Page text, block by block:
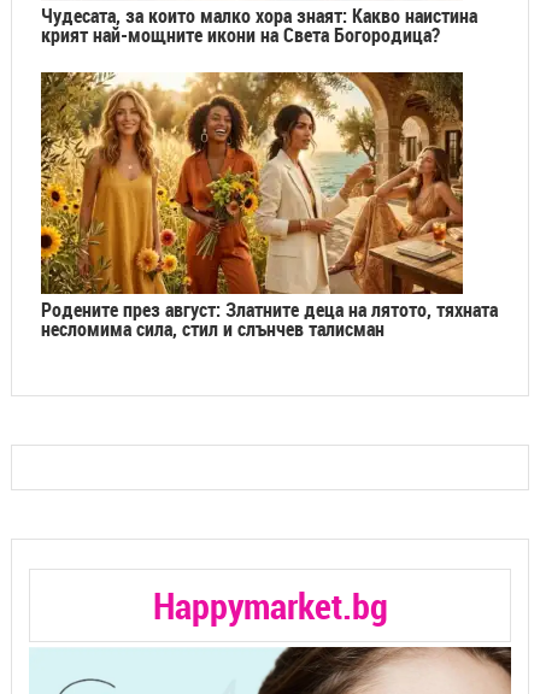
Чудесата, за които малко хора знаят: Какво наистина
крият най-мощните икони на Света Богородица?
Родените през август: Златните деца на лятото, тяхната
несломима сила, стил и слънчев талисман
Happymarket.bg